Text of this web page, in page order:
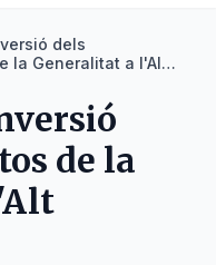
dels
la Generalitat a l'Alt
de la